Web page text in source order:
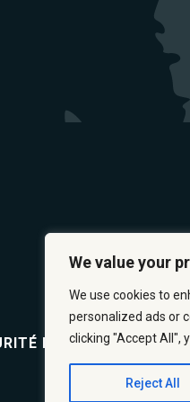
We value your
We use cookies to
personalized ads or
clicking "Accept All",
Reject All
ET PRÉVENTION